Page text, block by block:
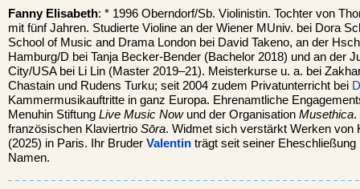
Fanny Elisabeth: * 1996 Oberndorf/Sb. Violinistin. Tochter von
mit fünf Jahren. Studierte Violine an der Wiener MUniv. bei Dora
School of Music and Drama London bei David Takeno, an der
Hamburg/D bei Tanja Becker-Bender (Bachelor 2018) und an der
City/USA bei Li Lin (Master 2019–21). Meisterkurse u. a. bei
Chastain und Rudens Turku; seit 2004 zudem Privatunterricht bei
Kammermusikauftritte in ganz Europa. Ehrenamtliche
Menuhin Stiftung Live Music Nowund der Organisation Musethica.
französischen Klaviertrio Sōra. Widmet sich verstärkt Werken von
(2025) in Paris. Ihr Bruder Valentin trägt seit seiner
Namen.